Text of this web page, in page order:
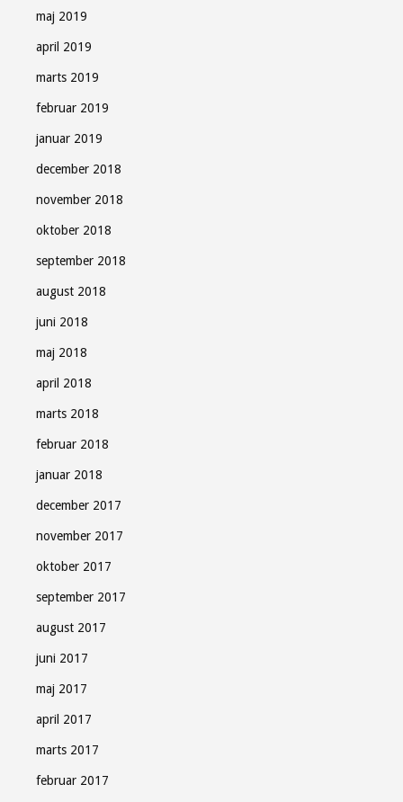
maj 2019
april 2019
marts 2019
februar 2019
januar 2019
december 2018
november 2018
oktober 2018
september 2018
august 2018
juni 2018
maj 2018
april 2018
marts 2018
februar 2018
januar 2018
december 2017
november 2017
oktober 2017
september 2017
august 2017
juni 2017
maj 2017
april 2017
marts 2017
februar 2017